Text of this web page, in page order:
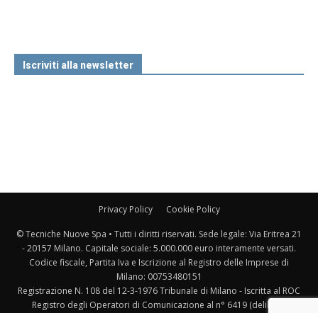
Iscriviti alla newsletter
Privacy Policy Cookie Policy
© Tecniche Nuove Spa • Tutti i diritti riservati. Sede legale: Via Eritrea 21
- 20157 Milano. Capitale sociale: 5.000.000 euro interamente versati.
Codice fiscale, Partita Iva e Iscrizione al Registro delle Imprese di
Milano: 00753480151
Registrazione N. 108 del 12-3-1976 Tribunale di Milano - Iscritta al ROC
Registro degli Operatori di Comunicazione al n° 6419 (delibera